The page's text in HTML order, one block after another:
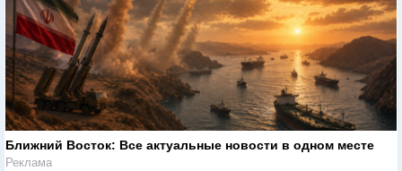
Ближний Восток: Все актуальные новости в одном месте
Реклама